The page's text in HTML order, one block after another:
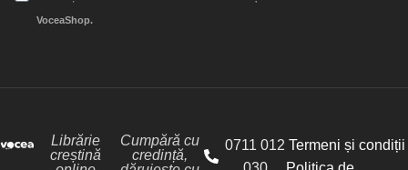
VoceaShop.
Librărie
creștină
Cumpără cu
credință,
0711 012 Termeni și condiții